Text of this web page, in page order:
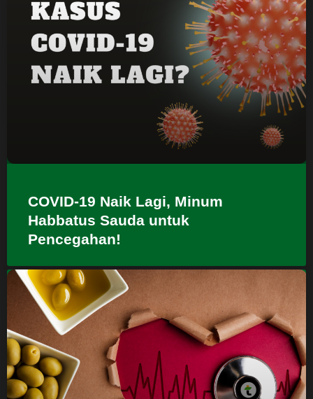
COVID-19 Naik Lagi, Minum
Habbatus Sauda untuk
Pencegahan!